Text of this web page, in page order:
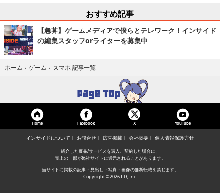
おすすめ記事
【急募】ゲームメディアで僕らとテレワーク！インサイド
の編集スタッフorライターを募集中
ホーム › ゲーム › スマホ 記事一覧
Home Facebook X YouTube
インサイドについて お問合せ 広告掲載 会社概要 個人情報保護方針
紹介した商品/サービスを購入、契約した場合に、
売上の一部が弊社サイトに還元されることがあります。
当サイトに掲載の記事・見出し・写真・画像の無断転載を禁じます。
Copyright © 2026 IID, Inc.